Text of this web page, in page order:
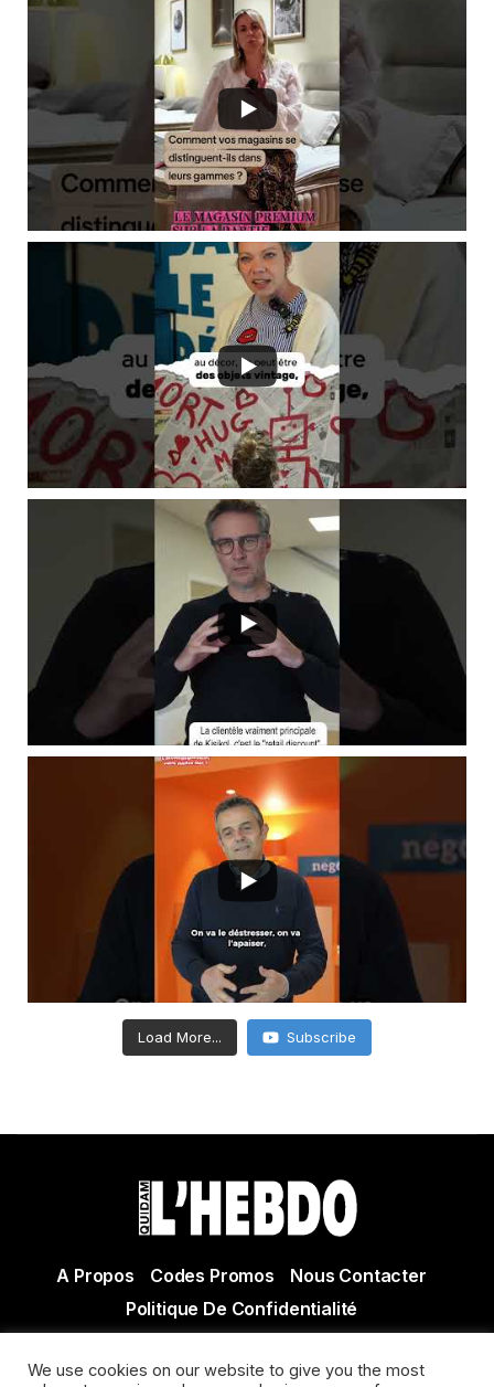
Load More... Subscribe
A Propos Codes Promos
Nous Contacter
Politique De Confidentialité
Actualité Agen - Actualité en lot et Garonne - Actualité
We use cookies on our website to give you the most